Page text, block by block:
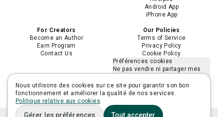
Android App
iPhone App
For Creators
Become an Author
Earn Program
Contact Us
Our Policies
Terms of Service
Privacy Policy
Cookie Policy
Préférences cookies
Ne pas vendre ni partager mes
Limiter l'utilisation de mes
informations personnelles
Nous utilisons des cookies sur ce site pour garantir son bon
fonctionnement et améliorer la qualité de nos services.
Politique relative aux cookies
Gérer les préférences Tout accepter